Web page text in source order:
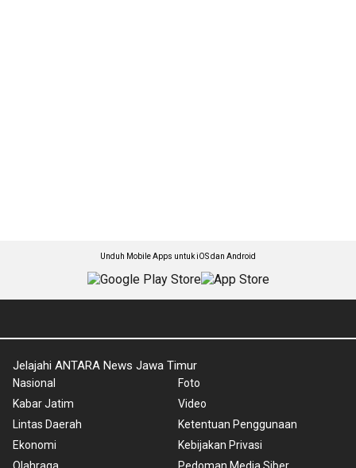
Unduh Mobile Apps untuk iOS dan Android
Jelajahi ANTARA News Jawa Timur
Nasional
Kabar Jatim
Lintas Daerah
Ekonomi
Foto
Video
Ketentuan Penggunaan
Kebijakan Privasi